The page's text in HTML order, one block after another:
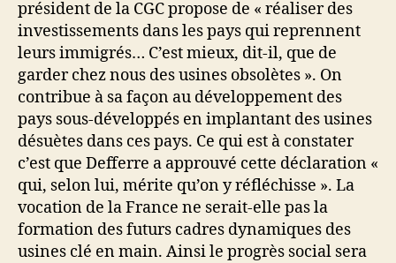
président de la CGC propose de « réaliser des
investissements dans les pays qui reprennent
leurs immigrés… C’est mieux, dit-il, que de
garder chez nous des usines obsolètes ». On
contribue à sa façon au développement des
pays sous-développés en implantant des usines
désuètes dans ces pays. Ce qui est à constater
c’est que Defferre a approuvé cette déclaration «
qui, selon lui, mérite qu’on y réfléchisse ». La
vocation de la France ne serait-elle pas la
formation des futurs cadres dynamiques des
usines clé en main. Ainsi le progrès social sera